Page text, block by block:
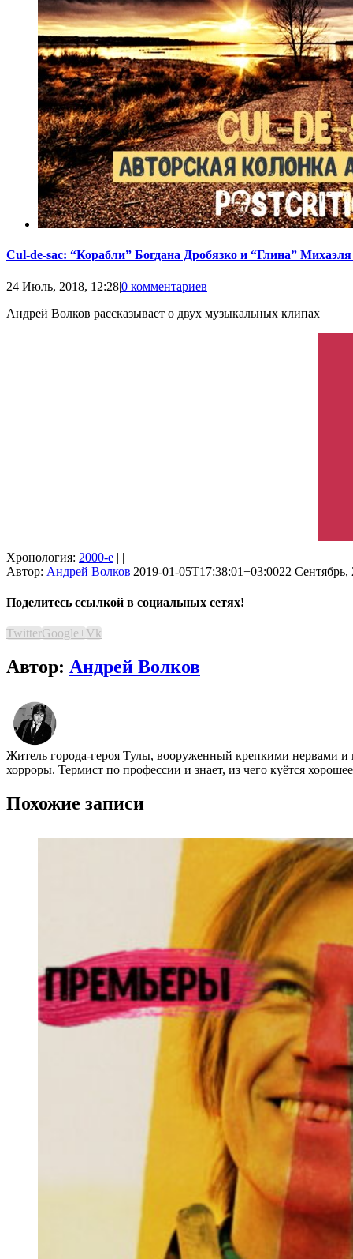
Cul-de-sac: “Корабли” Богдана Дробязко и “Глина”
24 Июль, 2018, 12:28|0 комментариев
Андрей Волков рассказывает о двух музыкальных клипах
Хронология: 2000-е | |
Автор: Андрей Волков|2019-01-05T17:38:01+03:0022 Сентябрь,
Поделитесь ссылкой в социальных сетях!
TwitterGoogle+Vk
Автор: Андрей Волков
Житель города-героя Тулы, вооруженный крепкими нервами и
хорроры. Термист по профессии и знает, из чего куётся
Похожие записи